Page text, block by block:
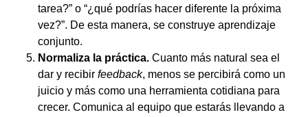
tarea?” o “¿qué podrías hacer diferente la próxima
vez?”. De esta manera, se construye aprendizaje
conjunto.
Normaliza la práctica. Cuanto más natural sea el
dar y recibir feedback, menos se percibirá como un
juicio y más como una herramienta cotidiana para
crecer. Comunica al equipo que estarás llevando a